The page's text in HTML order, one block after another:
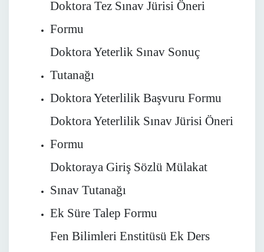
Doktora Tez Sınav Jürisi Öneri
Formu
Doktora Yeterlik Sınav Sonuç
Tutanağı
Doktora Yeterlilik Başvuru Formu
Doktora Yeterlilik Sınav Jürisi Öneri
Formu
Doktoraya Giriş Sözlü Mülakat
Sınav Tutanağı
Ek Süre Talep Formu
Fen Bilimleri Enstitüsü Ek Ders